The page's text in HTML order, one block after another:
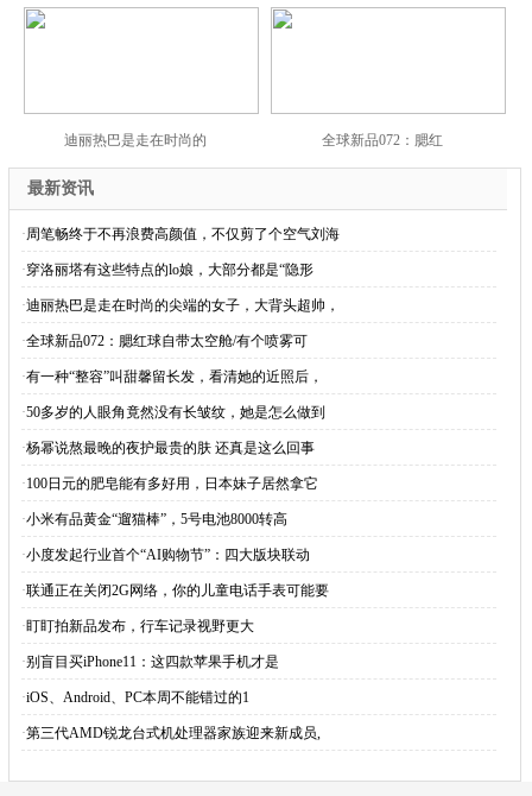
迪丽热巴是走在时尚的 全球新品072：腮红
最新资讯
·周笔畅终于不再浪费高颜值，不仅剪了个空气刘海
·穿洛丽塔有这些特点的lo娘，大部分都是“隐形
·迪丽热巴是走在时尚的尖端的女子，大背头超帅，
·全球新品072：腮红球自带太空舱/有个喷雾可
·有一种“整容”叫甜馨留长发，看清她的近照后，
·50多岁的人眼角竟然没有长皱纹，她是怎么做到
·杨幂说熬最晚的夜护最贵的肤 还真是这么回事
·100日元的肥皂能有多好用，日本妹子居然拿它
·小米有品黄金“遛猫棒”，5号电池8000转高
·小度发起行业首个“AI购物节”：四大版块联动
·联通正在关闭2G网络，你的儿童电话手表可能要
·盯盯拍新品发布，行车记录视野更大
·别盲目买iPhone11：这四款苹果手机才是
·iOS、Android、PC本周不能错过的1
·第三代AMD锐龙台式机处理器家族迎来新成员,